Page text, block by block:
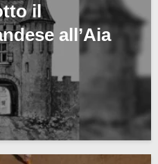
il
all’Aia